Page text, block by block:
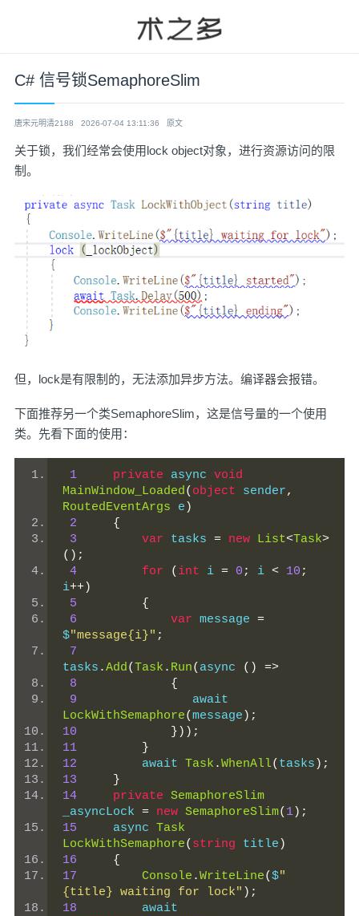
C# 信号锁SemaphoreSlim
唐宋元明清2188 2026-07-04 13:11:36 原文
关于锁，我们经常会使用lock object对象，进行资源访问的限
制。
但，lock是有限制的，无法添加异步方法。编译器会报错。
下面推荐另一个类SemaphoreSlim，这是信号量的一个使用
类。先看下面的使用：
1 private async void
MainWindow_Loaded( object sender,
RoutedEventArgs e )
2
{
3
var tasks = new List<Task>
();
4
for ( int i = 0 ; i < 10 ;
i++)
5
{
6
var message =
$"message{i}" ;
7
tasks .Add(Task . Run( async ()
=>
8
{
9
LockWithSemaphore(message );
10
}));
11
}
12
         await
Task .WhenAll( tasks );
13
}
14
private SemaphoreSlim
_asyncLock = new SemaphoreSlim( 1);
15
     async
Task
LockWithSemaphore( string title )
16
{
17
Console .WriteLine($"
{title} waiting for lock" );
18
         await